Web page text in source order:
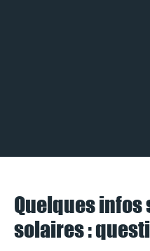
Quelques
solaires :